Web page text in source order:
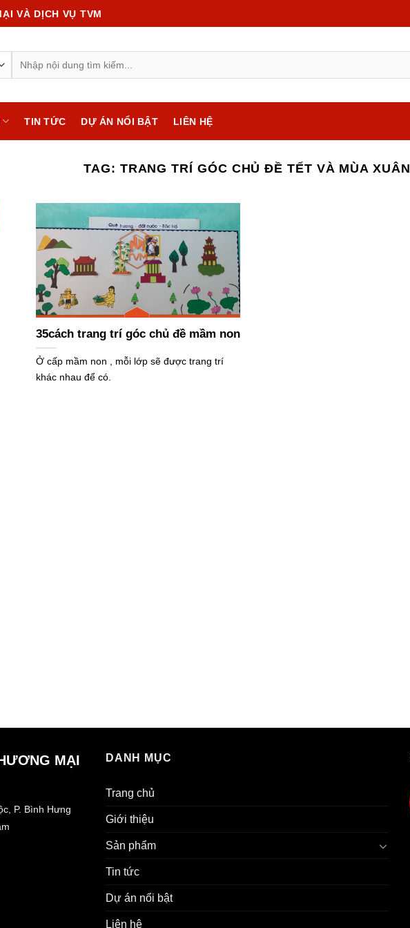
VÀ DỊCH VỤ TVM
for:
TIN TỨC DỰ ÁN NỔI BẬT LIÊN HỆ
TAG: TRANG TRÍ GÓC CHỦ ĐỀ TẾT VÀ MÙA XUÂN
35cách trang trí góc chủ đề mầm non
Ở cấp mầm non , mỗi lớp sẽ được trang trí
khác nhau để có.
MẠI
P. Bình Hưng
DANH MỤC
Trang chủ
Giới thiệu
Sản phẩm
Tin tức
Dự án nổi bật
Liên hệ